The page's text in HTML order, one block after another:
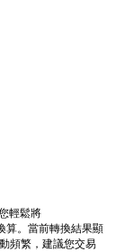
輕鬆將
算。當前轉換結果顯
頻繁，建議您交易